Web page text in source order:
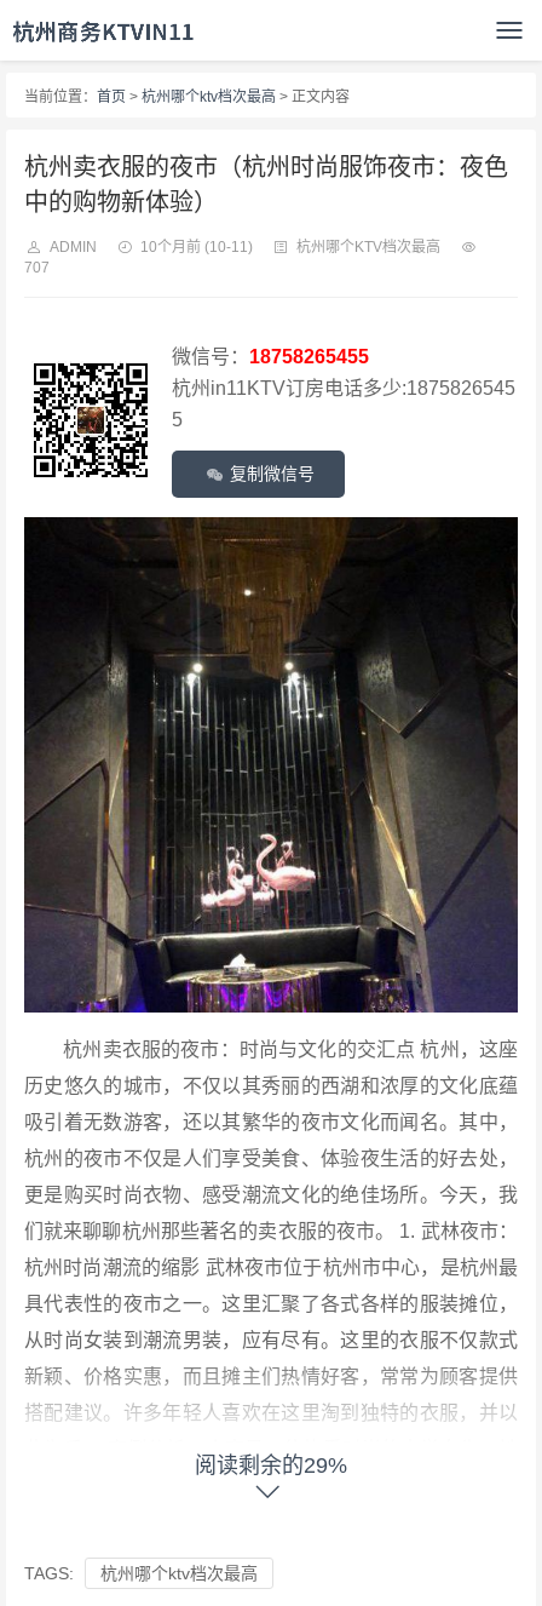
当前位置： 首页 > 杭州哪个ktv档次最高 > 正文内容
杭州卖衣服的夜市（杭州时尚服饰夜市：夜色
中的购物新体验）
ADMIN 10个月前 (10-11)
杭州哪个KTV档次最高
707
微信号： 18758265455
杭州in11KTV订房电话多少:1875826545
5
复制微信号
杭州卖衣服的夜市：时尚与文化的交汇点 杭州，这座
历史悠久的城市，不仅以其秀丽的西湖和浓厚的文化底蕴
吸引着无数游客，还以其繁华的夜市文化而闻名。其中，
杭州的夜市不仅是人们享受美食、体验夜生活的好去处，
更是购买时尚衣物、感受潮流文化的绝佳场所。今天，我
们就来聊聊杭州那些著名的卖衣服的夜市。 1. 武林夜市：
杭州时尚潮流的缩影 武林夜市位于杭州市中心，是杭州最
具代表性的夜市之一。这里汇聚了各式各样的服装摊位，
从时尚女装到潮流男装，应有尽有。这里的衣服不仅款式
新颖、价格实惠，而且摊主们热情好客，常常为顾客提供
搭配建议。许多年轻人喜欢在这里淘到独特的衣服，并以
此为乐。 案例分析：小李是一位热爱时尚的大学女生，她
每个周末都会去武林夜市“淘宝”。有一次，她在这里发现
焦点。从此，小李成了武林夜市的常客，并在这里找到了
属于自己的风格。 2. 吴山夜市：传统与现代的融合 吴山
阅读剩余的29%
TAGS: 杭州哪个ktv档次最高